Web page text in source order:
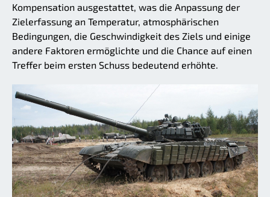
Kompensation ausgestattet, was die Anpassung der
Zielerfassung an Temperatur, atmosphärischen
Bedingungen, die Geschwindigkeit des Ziels und einige
andere Faktoren ermöglichte und die Chance auf einen
Treffer beim ersten Schuss bedeutend erhöhte.